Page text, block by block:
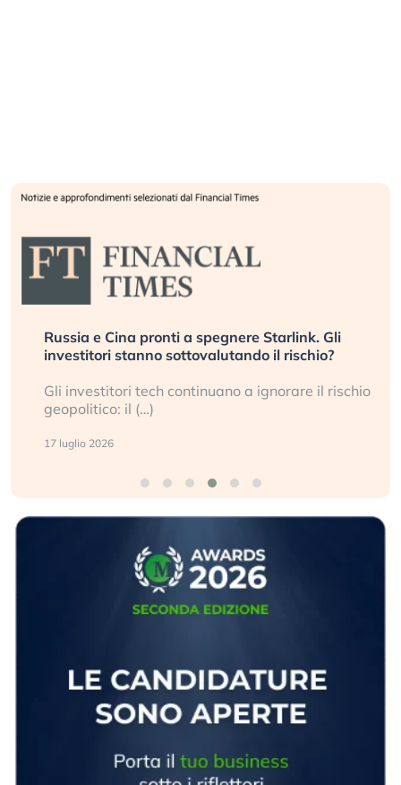
Russia e Cina pronti a spegnere Starlink. Gli
investitori stanno sottovalutando il rischio?
Gli investitori tech continuano a ignorare il rischio
geopolitico: il (…)
17 luglio 2026